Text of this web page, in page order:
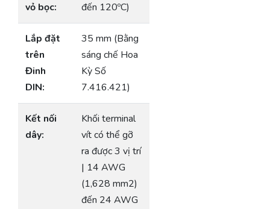
vỏ bọc:
đến 120ºC)
Lắp đặt
trên
Đinh
DIN:
35 mm (Bằng
sáng chế Hoa
Kỳ Số
7.416.421)
Kết nối
dây:
Khối terminal
vít có thể gỡ
ra được 3 vị trí
| 14 AWG
(1,628 mm2)
đến 24 AWG